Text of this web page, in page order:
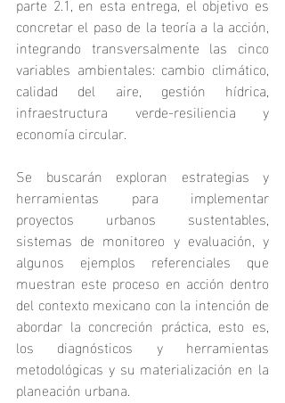
concretar el paso de la teoría a la acción,
integrando transversalmente las cinco
variables ambientales: cambio climático,
calidad del aire, gestión hídrica,
infraestructura verde-resiliencia y
economía circular.
Se buscarán exploran estrategias y
herramientas para implementar
proyectos urbanos sustentables,
sistemas de monitoreo y evaluación, y
algunos ejemplos referenciales que
muestran este proceso en acción dentro
del contexto mexicano con la intención de
abordar la concreción práctica, esto es,
los diagnósticos y herramientas
metodológicas y su materialización en la
planeación urbana.